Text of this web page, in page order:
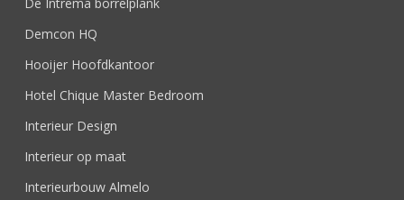
Demcon HQ
Hooijer Hoofdkantoor
Hotel Chique Master Bedroom
Interieur Design
Interieur op maat
Interieurbouw Almelo